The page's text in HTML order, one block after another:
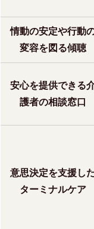
情動の安定や行動
変容を図る傾聴
安心を提供できる
護者の相談窓口
意思決定を支援し
ターミナルケア